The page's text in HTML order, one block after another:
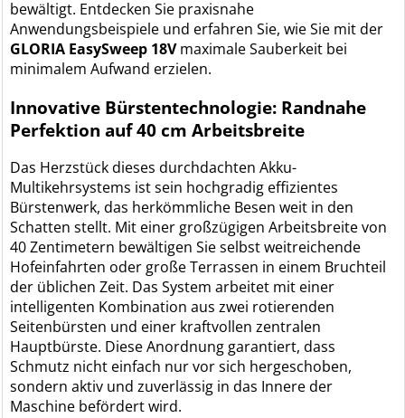
bewältigt. Entdecken Sie praxisnahe
Anwendungsbeispiele und erfahren Sie, wie Sie mit der
GLORIA EasySweep 18Vmaximale Sauberkeit bei
minimalem Aufwand erzielen.
Innovative Bürstentechnologie: Randnahe
Perfektion auf 40 cm Arbeitsbreite
Das Herzstück dieses durchdachten Akku-
Multikehrsystems ist sein hochgradig effizientes
Bürstenwerk, das herkömmliche Besen weit in den
Schatten stellt. Mit einer großzügigen Arbeitsbreite von
40 Zentimetern bewältigen Sie selbst weitreichende
Hofeinfahrten oder große Terrassen in einem Bruchteil
der üblichen Zeit. Das System arbeitet mit einer
intelligenten Kombination aus zwei rotierenden
Seitenbürsten und einer kraftvollen zentralen
Hauptbürste. Diese Anordnung garantiert, dass
Schmutz nicht einfach nur vor sich hergeschoben,
sondern aktiv und zuverlässig in das Innere der
Maschine befördert wird.